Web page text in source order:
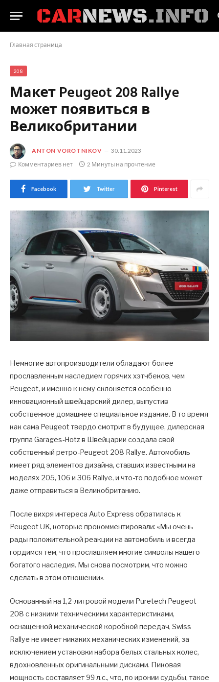
Главная страница
208
Макет Peugeot 208 Rallye
может появиться в
Великобритании
ANTON VOROTNIKOV
30.11.2023
Комментариев нет
2 Минуты на прочтение
Facebook Twitter Pinterest
Немногие автопроизводители обладают более
прославленным наследием горячих хэтчбеков, чем
Peugeot, и именно к нему склоняется особенно
инновационный швейцарский дилер, выпустив
собственное домашнее специальное издание. В то время
как сама Peugeot твердо смотрит в будущее, дилерская
группа Garages-Hotz в Швейцарии создала свой
собственный ретро-Peugeot 208 Rallye. Автомобиль
имеет ряд элементов дизайна, ставших известными на
моделях 205, 106 и 306 Rallye, и что-то подобное может
даже отправиться в Великобританию.
После вихря интереса Auto Express обратилась к
Peugeot UK, которые прокомментировали: «Мы очень
рады положительной реакции на автомобиль и всегда
гордимся тем, что прославляем многие символы нашего
богатого наследия. Мы снова посмотрим, что можно
сделать в этом отношении».
Основанный на 1,2-литровой модели Puretech Peugeot
208 с низкими техническими характеристиками,
оснащенной механической коробкой передач, Swiss
Rallye не имеет никаких механических изменений, за
исключением установки набора белых стальных колес,
вдохновленных оригинальными дисками. Пиковая
мощность составляет 99 л.с., что, по иронии судьбы, такое